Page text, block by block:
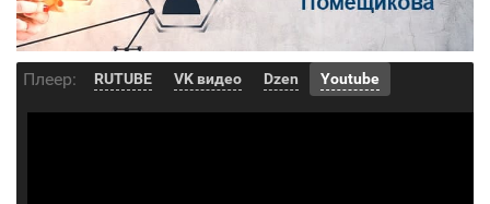
Плеер: RUTUBE VK видео Dzen Youtube